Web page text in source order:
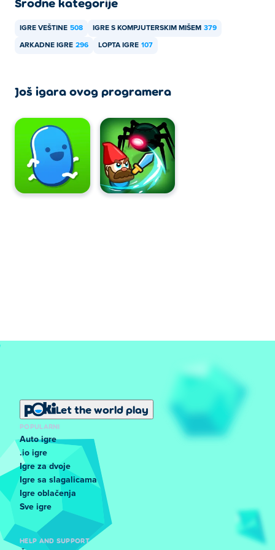
уређајима као што су телефони и таблети.
IGRE VEŠTINE 508 IGRE S KOMPJUTERSKIM MIŠEM 379
ARKADNE IGRE 296 LOPTA IGRE 107
Još igara ovog programera
Let the world play
POPULARNI
Auto igre
.io igre
Igre za dvoje
Igre sa slagalicama
Igre oblačenja
Sve igre
HELP AND SUPPORT